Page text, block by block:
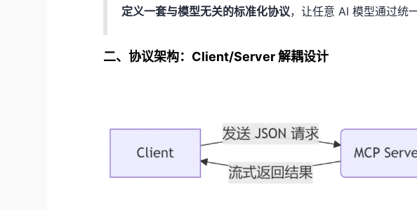
定义一套与模型无关的标准化协议，让任意 AI 模型通过统
二、协议架构：Client/Server 解耦设计